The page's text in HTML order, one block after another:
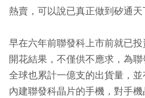
熱賣，可以說已真正做到矽通天
早在六年前聯發科上市前就已
開花結果，不僅供不應求，為
全球也累計一億支的出貨量，
內建聯發科晶片的手機，對手